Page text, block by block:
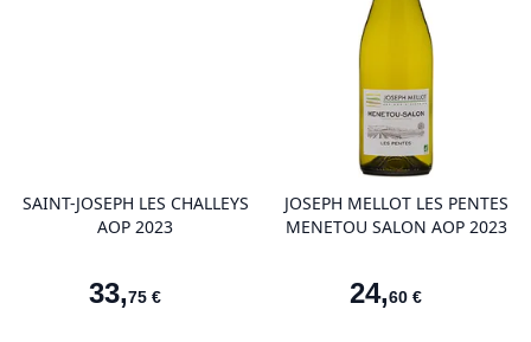
SAINT-JOSEPH LES CHALLEYS
AOP 2023
33,75 €
product variant items in cart, view
JOSEPH MELLOT LES PENTES
MENETOU SALON AOP 2023
24,60 €